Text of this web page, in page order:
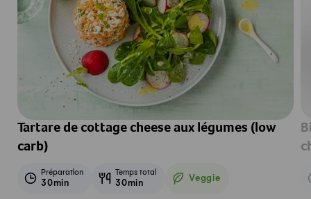
Tartare de cottage cheese aux légumes (low
carb)
Préparation
30min
Temps total
30min Veggie
Veggie